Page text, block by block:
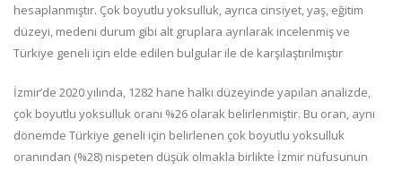
hesaplanmıştır. Çok boyutlu yoksulluk, ayrıca cinsiyet, yaş, eğitim
düzeyi, medeni durum gibi alt gruplara ayrılarak incelenmiş ve
Türkiye geneli için elde edilen bulgular ile de karşılaştırılmıştır
İzmir’de 2020 yılında, 1282 hane halkı düzeyinde yapılan analizde,
çok boyutlu yoksulluk oranı %26 olarak belirlenmiştir. Bu oran, aynı
dönemde Türkiye geneli için belirlenen çok boyutlu yoksulluk
oranından (%28) nispeten düşük olmakla birlikte İzmir nüfusunun